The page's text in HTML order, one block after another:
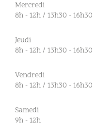
Mercredi
8h - 12h / 13h30 - 16h30
Jeudi
8h - 12h / 13h30 - 16h30
Vendredi
8h - 12h / 13h30 - 16h30
Samedi
9h - 12h